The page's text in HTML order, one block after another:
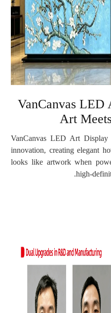
VanCanvas LED
Art
VanCanvas LED Art
innovation, creating elegant
looks like artwork when
high-